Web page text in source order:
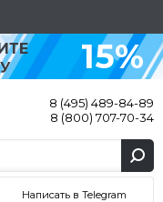
15%
8 (495) 489-84-89
8 (800) 707-70-34
Написать в Telegram